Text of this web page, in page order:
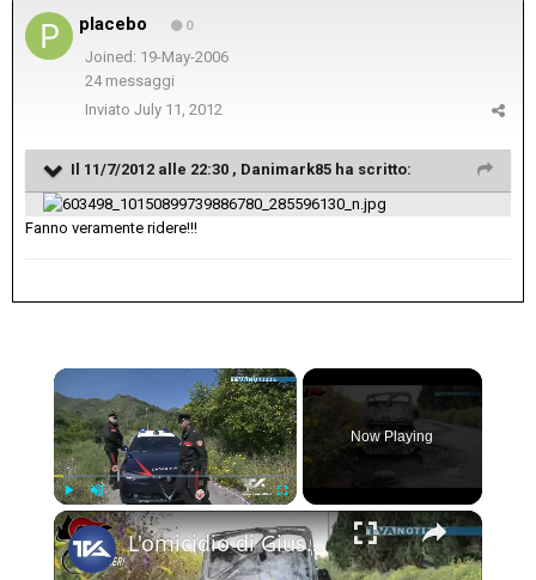
placebo 0
Joined: 19-May-2006
24 messaggi
Inviato July 11, 2012
Il 11/7/2012 alle 22:30 , Danimark85 ha scritto:
Fanno veramente ridere!!!
×
Play Unmute
Now Playing
×
L'omicidio di Giuseppe Florio. Svolta nelle indagini: tre fermati